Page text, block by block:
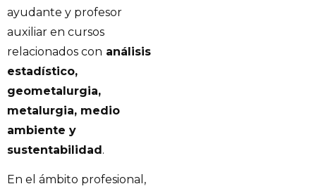
ayudante y profesor
auxiliar en cursos
relacionados con análisis
estadístico,
geometalurgia,
metalurgia, medio
ambiente y
sustentabilidad.
En el ámbito profesional,